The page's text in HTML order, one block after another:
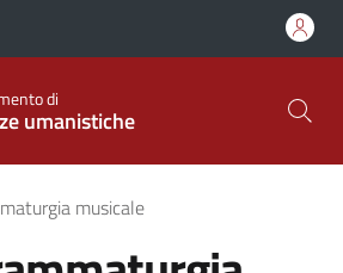
di
umanistiche
musicale